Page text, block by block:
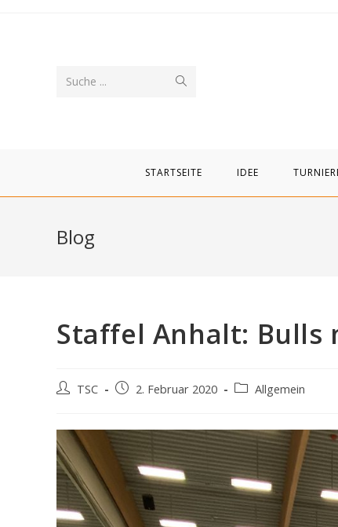
Suche ...
STARTSEITE IDEE
Blog
Staffel Anhalt: Bulls
Beitrags-
TSC
Beitrag2. Februar 2020
Beitrags-
Allgemein